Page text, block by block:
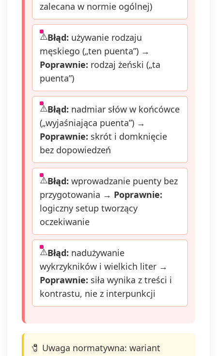
zalecana w normie ogólnej)
Błąd: używanie rodzaju
męskiego („ten puenta”) →
Poprawnie: rodzaj żeński („ta
puenta”)
Błąd: nadmiar słów w końcówce
(„wyjaśniająca puenta”) →
Poprawnie: skrót i domknięcie
bez dopowiedzeń
Błąd: wprowadzanie puenty bez
przygotowania → Poprawnie:
logiczny setup tworzący
oczekiwanie
Błąd: nadużywanie
wykrzykników i wielkich liter →
Poprawnie: siła wynika z treści i
kontrastu, nie z interpunkcji
🧷 Uwaga normatywna: wariant